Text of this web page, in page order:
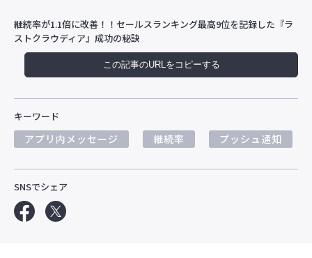
継続率が1.1倍に改善！！セールスランキング最高9位を記録した『ラ
ストクラウディア』成功の秘訣
この記事のURLをコピーする
キーワード
アプリ内メッセージ 継続率 プッシュ通知
SNSでシェア